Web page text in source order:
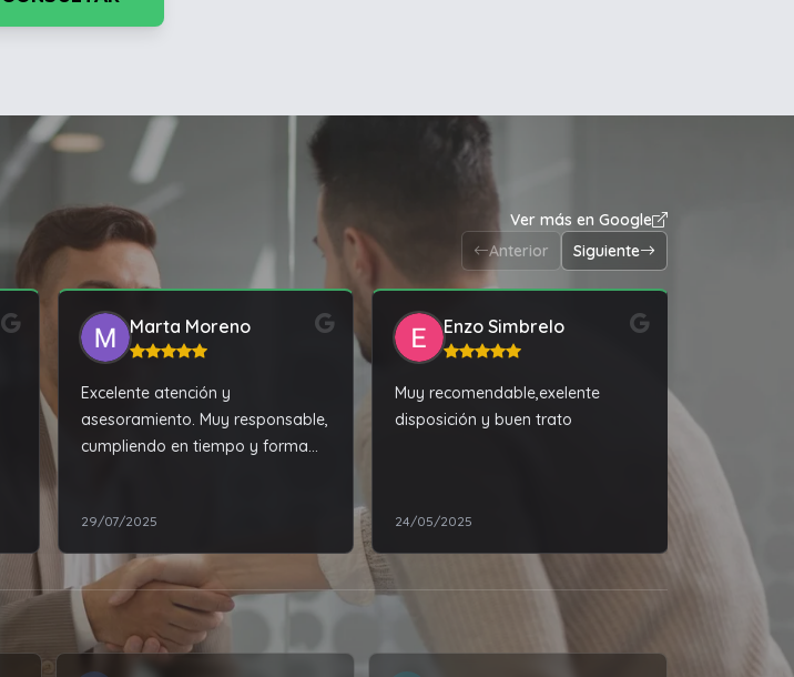
Ver más en Google
Anterior
Siguiente
Marta Moreno
Excelente atención y
asesoramiento. Muy responsable,
cumpliendo en tiempo y forma
100% recomendable!!!
29/07/2025
Enzo Simbrelo
Muy recomendable,exelente
disposición y buen trato
24/05/2025
forma
01/06/2023